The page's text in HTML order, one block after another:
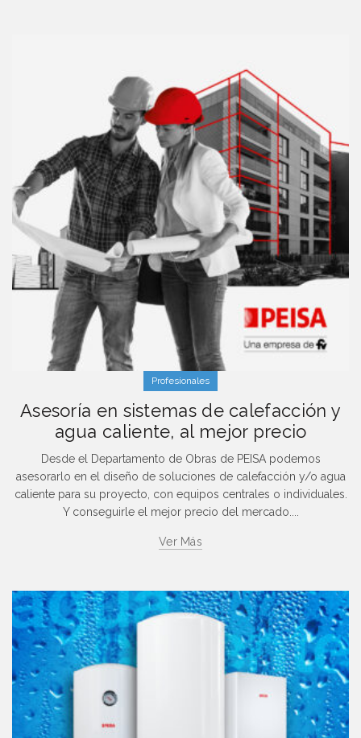
Profesionales
Asesoría en sistemas de calefacción y
agua caliente, al mejor precio
Desde el Departamento de Obras de PEISA podemos
asesorarlo en el diseño de soluciones de calefacción y/o agua
caliente para su proyecto, con equipos centrales o individuales.
Y conseguirle el mejor precio del mercado....
Ver Más